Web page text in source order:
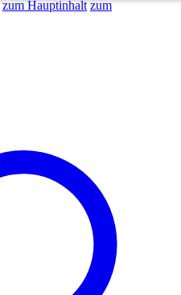
zum Hauptinhalt zum